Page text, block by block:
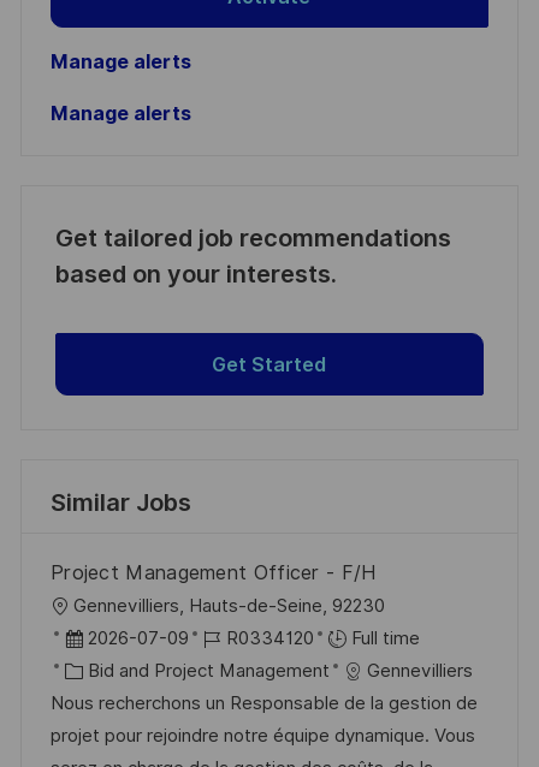
Manage alerts
Manage alerts
Get tailored job recommendations
based on your interests.
Get Started
Similar Jobs
Project Management Officer - F/H
L
o
c
a
t
Gennevilliers, Hauts-de-Seine, 92230
P
o
s
t
2026-07-09
J
o
b
I
R0334120
Full time
C
a
t
Bid and Project Management
Gennevilliers
Nous recherchons un Responsable de la gestion de
projet pour rejoindre notre équipe dynamique. Vous